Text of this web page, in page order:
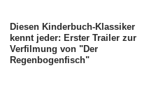
Diesen Kinderbuch-Klassiker
kennt jeder: Erster Trailer zur
Verfilmung von "Der
Regenbogenfisch"